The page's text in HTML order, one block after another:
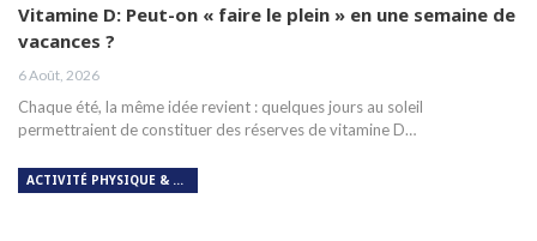
Vitamine D: Peut-on « faire le plein » en une semaine de
vacances ?
6 Août, 2026
Chaque été, la même idée revient : quelques jours au soleil
permettraient de constituer des réserves de vitamine D…
ACTIVITÉ PHYSIQUE & RESPIRATION